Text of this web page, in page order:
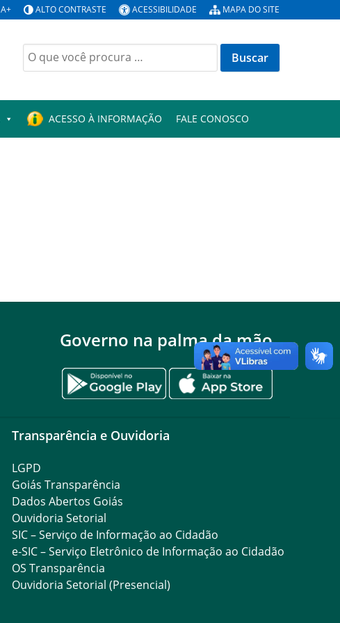
A+ ALTO CONTRASTE ACESSIBILIDADE MAPA DO SITE
Buscar
por:
ACESSO À INFORMAÇÃO FALE CONOSCO
Governo na palma da mão
Transparência e Ouvidoria
LGPD
Goiás Transparência
Dados Abertos Goiás
Ouvidoria Setorial
SIC – Serviço de Informação ao Cidadão
e-SIC – Serviço Eletrônico de Informação ao Cidadão
OS Transparência
Ouvidoria Setorial (Presencial)